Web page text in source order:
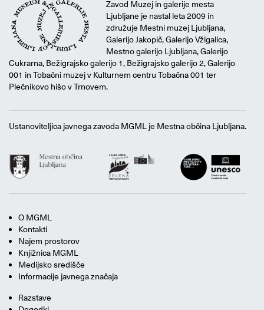
Zavod Muzej in galerije mesta
Ljubljane je nastal leta 2009 in
združuje Mestni muzej Ljubljana,
Galerijo Jakopič, Galerijo Vžigalica,
Mestno galerijo Ljubljana, Galerijo
Cukrarna, Bežigrajsko galerijo 1, Bežigrajsko galerijo 2, Galerijo
001 in Tobačni muzej v Kulturnem centru Tobačna 001 ter
Plečnikovo hišo v Trnovem.
Ustanoviteljica javnega zavoda MGML je Mestna občina Ljubljana.
O MGML
Kontakti
Najem prostorov
Knjižnica MGML
Medijsko središče
Informacije javnega značaja
Razstave